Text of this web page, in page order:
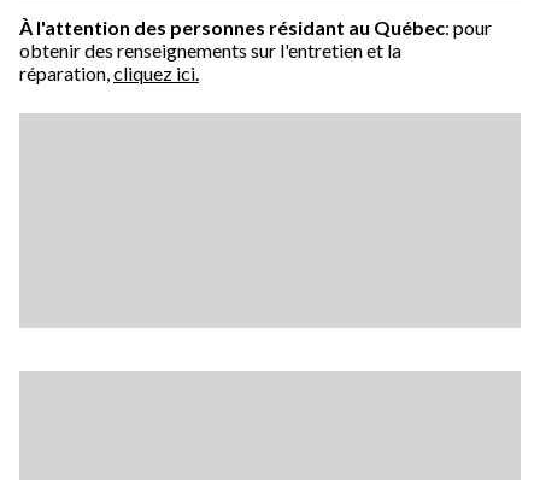
À l'attention des personnes résidant au Québec: pour
obtenir des renseignements sur l'entretien et la
réparation,cliquez ici.